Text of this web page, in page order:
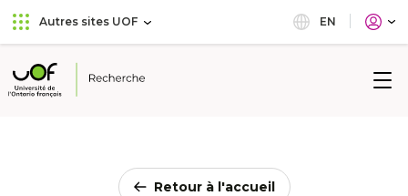
Aller
au
principal
Passer
au
Autres sites UOF EN
Université
Retour à l'accueil